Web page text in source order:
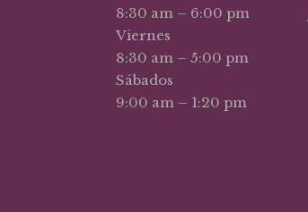
8:30 am – 6:00 pm
Viernes
8:30 am – 5:00 pm
Sábados
9:00 am – 1:20 pm